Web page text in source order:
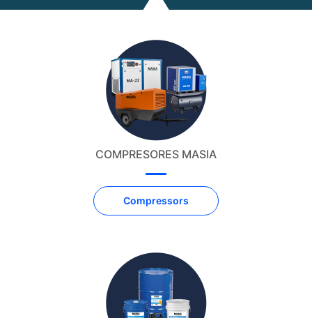
COMPRESORES MASIA
Compressors